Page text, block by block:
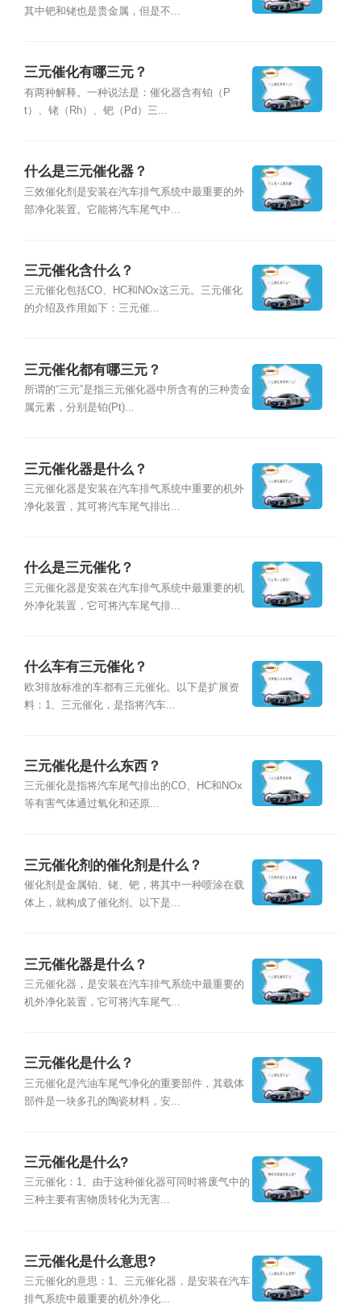
其中钯和铑也是贵金属，但是不...
三元催化有哪三元？
有两种解释。一种说法是：催化器含有铂（P
t）、铑（Rh）、钯（Pd）三...
什么是三元催化器？
三效催化剂是安装在汽车排气系统中最重要的外
部净化装置。它能将汽车尾气中...
三元催化含什么？
三元催化包括CO、HC和NOx这三元。三元催化
的介绍及作用如下：三元催...
三元催化都有哪三元？
所谓的“三元”是指三元催化器中所含有的三种贵金
属元素，分别是铂(Pt)...
三元催化器是什么？
三元催化器是安装在汽车排气系统中重要的机外
净化装置，其可将汽车尾气排出...
什么是三元催化？
三元催化器是安装在汽车排气系统中最重要的机
外净化装置，它可将汽车尾气排...
什么车有三元催化？
欧3排放标准的车都有三元催化。以下是扩展资
料：1、三元催化，是指将汽车...
三元催化是什么东西？
三元催化是指将汽车尾气排出的CO、HC和NOx
等有害气体通过氧化和还原...
三元催化剂的催化剂是什么？
催化剂是金属铂、铑、钯，将其中一种喷涂在载
体上，就构成了催化剂。以下是...
三元催化器是什么？
三元催化器，是安装在汽车排气系统中最重要的
机外净化装置，它可将汽车尾气...
三元催化是什么？
三元催化是汽油车尾气净化的重要部件，其载体
部件是一块多孔的陶瓷材料，安...
三元催化是什么?
三元催化：1、由于这种催化器可同时将废气中的
三种主要有害物质转化为无害...
三元催化是什么意思?
三元催化的意思：1、三元催化器，是安装在汽车
排气系统中最重要的机外净化...